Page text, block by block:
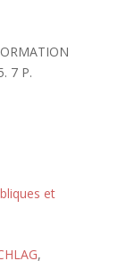
7 P.
et
,